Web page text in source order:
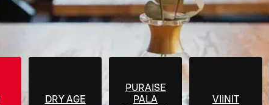
DRY AGE
PURAISE
PALA
VIINIT